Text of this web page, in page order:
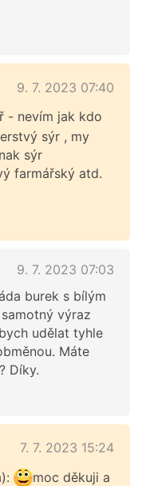
9. 7. 2023 07:40
- nevím jak kdo
sýr , my
sýr
farmářský atd.
9. 7. 2023 07:03
burek s bílým
výraz
udělat tyhle
Máte
Díky.
7. 7. 2023 15:24
moc děkuji a